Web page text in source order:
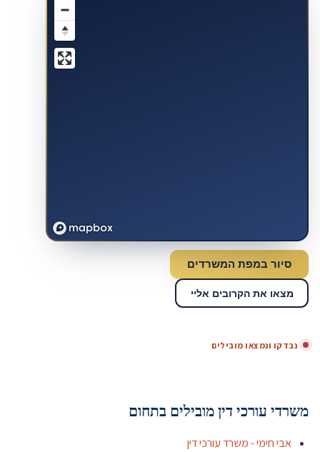
סיור במפת המשרדים
מצאו את הקרובים אליי
נבדקו ונמצאו מובילים
משרדי עורכי דין מובילים בתחום
אבי חימי - משרד עורכי דין